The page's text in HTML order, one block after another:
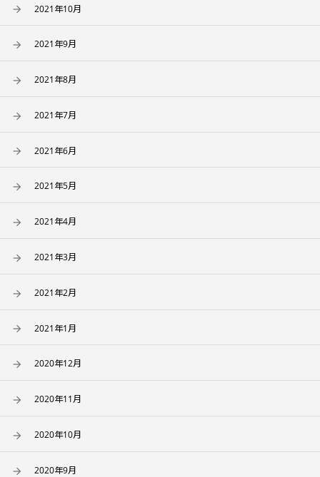
2021年10月
2021年9月
2021年8月
2021年7月
2021年6月
2021年5月
2021年4月
2021年3月
2021年2月
2021年1月
2020年12月
2020年11月
2020年10月
2020年9月